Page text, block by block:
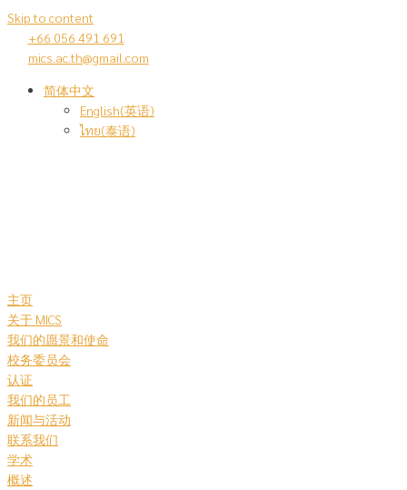
Skip to content
+66 056 491 691
mics.ac.th@gmail.com
简体中文
English(英语)
ไทย(泰语)
主页
关于 MICS
我们的愿景和使命
校务委员会
认证
我们的员工
新闻与活动
联系我们
学术
概述